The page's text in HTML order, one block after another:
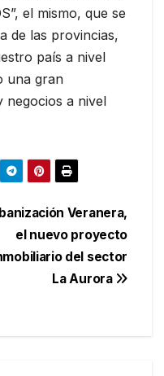
el mismo, que se
de las provincias,
país a nivel
una gran
negocios a nivel
Veranera,
el nuevo proyecto
del sector
La Aurora